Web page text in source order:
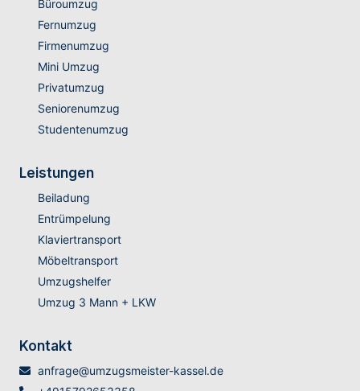
Büroumzug
Fernumzug
Firmenumzug
Mini Umzug
Privatumzug
Seniorenumzug
Studentenumzug
Leistungen
Beiladung
Entrümpelung
Klaviertransport
Möbeltransport
Umzugshelfer
Umzug 3 Mann + LKW
Kontakt
anfrage@umzugsmeister-kassel.de